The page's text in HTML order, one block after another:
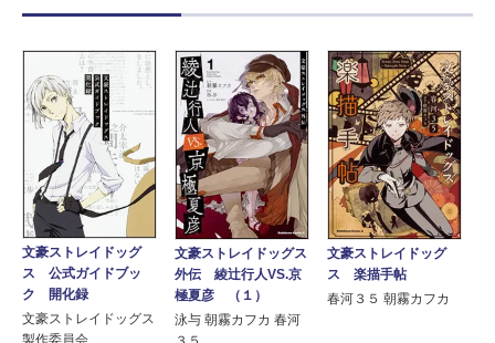
文豪ストレイドッグ
ス 公式ガイドブッ
ク 開化録
文豪ストレイドッグス
文豪ストレイドッグス
外伝 綾辻行人VS.京
極夏彦 （１）
泳与 朝霧カフカ 春河
文豪ストレイドッグ
ス 楽描手帖
春河３５ 朝霧カフカ